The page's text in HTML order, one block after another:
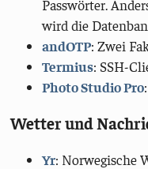
Passwörter.
wird die
andOTP: Zwei
Termius: SSH-
Photo Studio Pro
Wetter und
Yr: Norwegische